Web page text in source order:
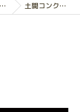
土間コンクリート